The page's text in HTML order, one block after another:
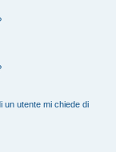
un utente mi chiede di